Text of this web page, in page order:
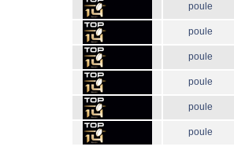
poule
poule
poule
poule
poule
poule